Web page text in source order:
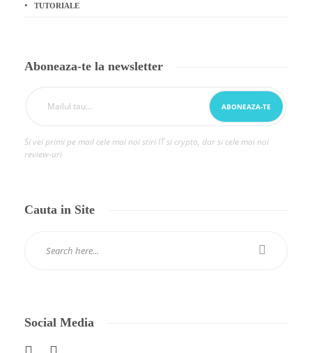
TUTORIALE
Aboneaza-te la newsletter
Si vei primi pe mail cele mai noi stiri IT si crypto, dar si cele mai noi
review-uri
Cauta in Site
Social Media